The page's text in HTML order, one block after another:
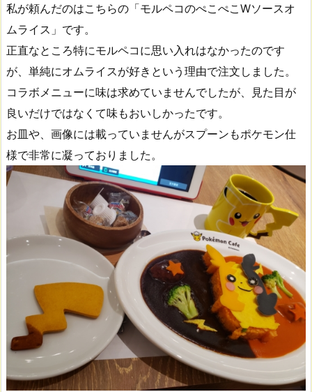
私が頼んだのはこちらの「モルペコのぺこぺこWソースオ
ムライス」です。
正直なところ特にモルペコに思い入れはなかったのです
が、単純にオムライスが好きという理由で注文しました。
コラボメニューに味は求めていませんでしたが、見た目が
良いだけではなくて味もおいしかったです。
お皿や、画像には載っていませんがスプーンもポケモン仕
様で非常に凝っておりました。